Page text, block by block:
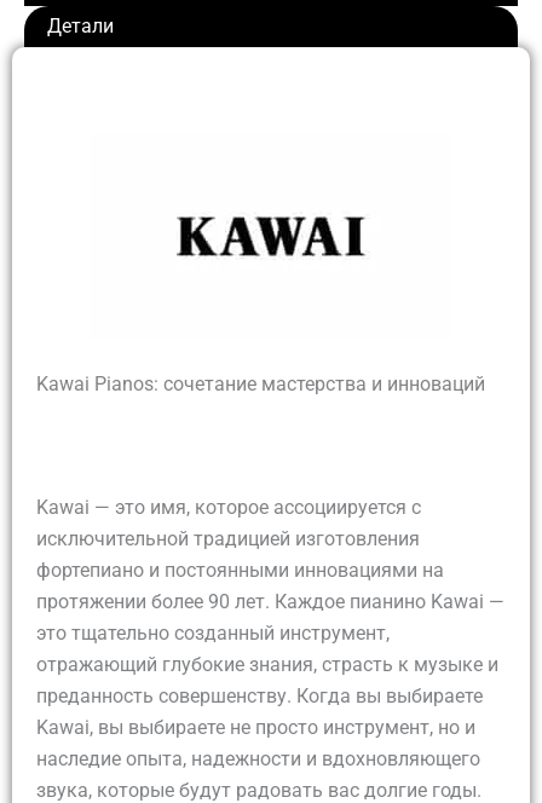
Детали
Kawai Pianos: сочетание мастерства и инноваций
Kawai — это имя, которое ассоциируется с
исключительной традицией изготовления
фортепиано и постоянными инновациями на
протяжении более 90 лет. Каждое пианино Kawai —
это тщательно созданный инструмент,
отражающий глубокие знания, страсть к музыке и
преданность совершенству. Когда вы выбираете
Kawai, вы выбираете не просто инструмент, но и
наследие опыта, надежности и вдохновляющего
звука, которые будут радовать вас долгие годы.